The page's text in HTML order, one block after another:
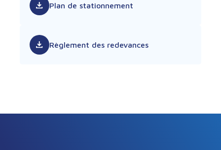
Plan de stationnement
Règlement des redevances